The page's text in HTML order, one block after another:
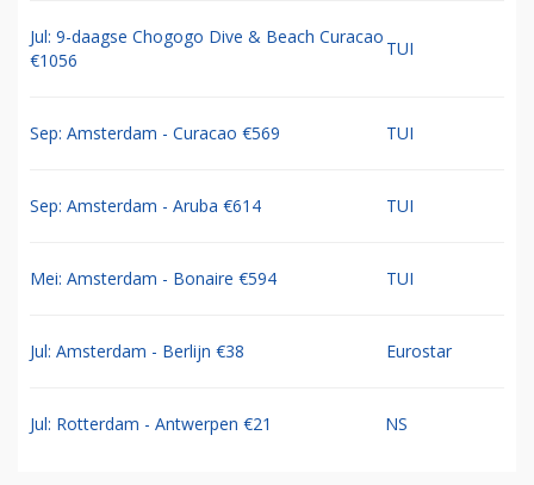
Jul: 9-daagse Chogogo Dive & Beach Curacao
€1056
TUI
Sep: Amsterdam - Curacao €569 TUI
Sep: Amsterdam - Aruba €614 TUI
Mei: Amsterdam - Bonaire €594 TUI
Jul: Amsterdam - Berlijn €38 Eurostar
Jul: Rotterdam - Antwerpen €21 NS